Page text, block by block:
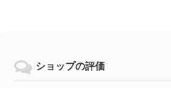
ショップの評価